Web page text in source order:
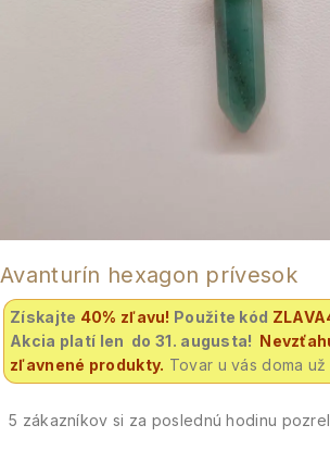
Avanturín hexagon prívesok
Získajte 40% zľavu! Použite kód
Akcia platí len do 31. augusta!
zľavnené produkty. Tovar u vás doma
5 zákazníkov si za poslednú hodinu